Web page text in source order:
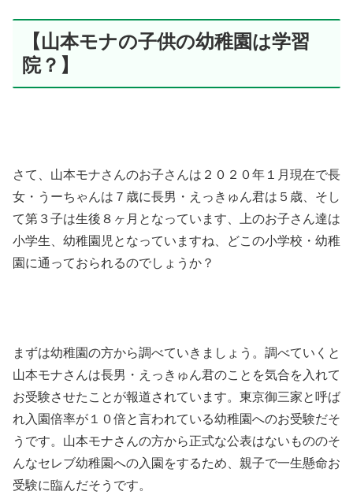
【山本モナの子供の幼稚園は学習
院？】
さて、山本モナさんのお子さんは２０２０年１月現在で長
女・うーちゃんは７歳に長男・えっきゅん君は５歳、そし
て第３子は生後８ヶ月となっています、上のお子さん達は
小学生、幼稚園児となっていますね、どこの小学校・幼稚
園に通っておられるのでしょうか？
まずは幼稚園の方から調べていきましょう。調べていくと
山本モナさんは長男・えっきゅん君のことを気合を入れて
お受験させたことが報道されています。東京御三家と呼ば
れ入園倍率が１０倍と言われている幼稚園へのお受験だそ
うです。山本モナさんの方から正式な公表はないもののそ
んなセレブ幼稚園への入園をするため、親子で一生懸命お
受験に臨んだそうです。